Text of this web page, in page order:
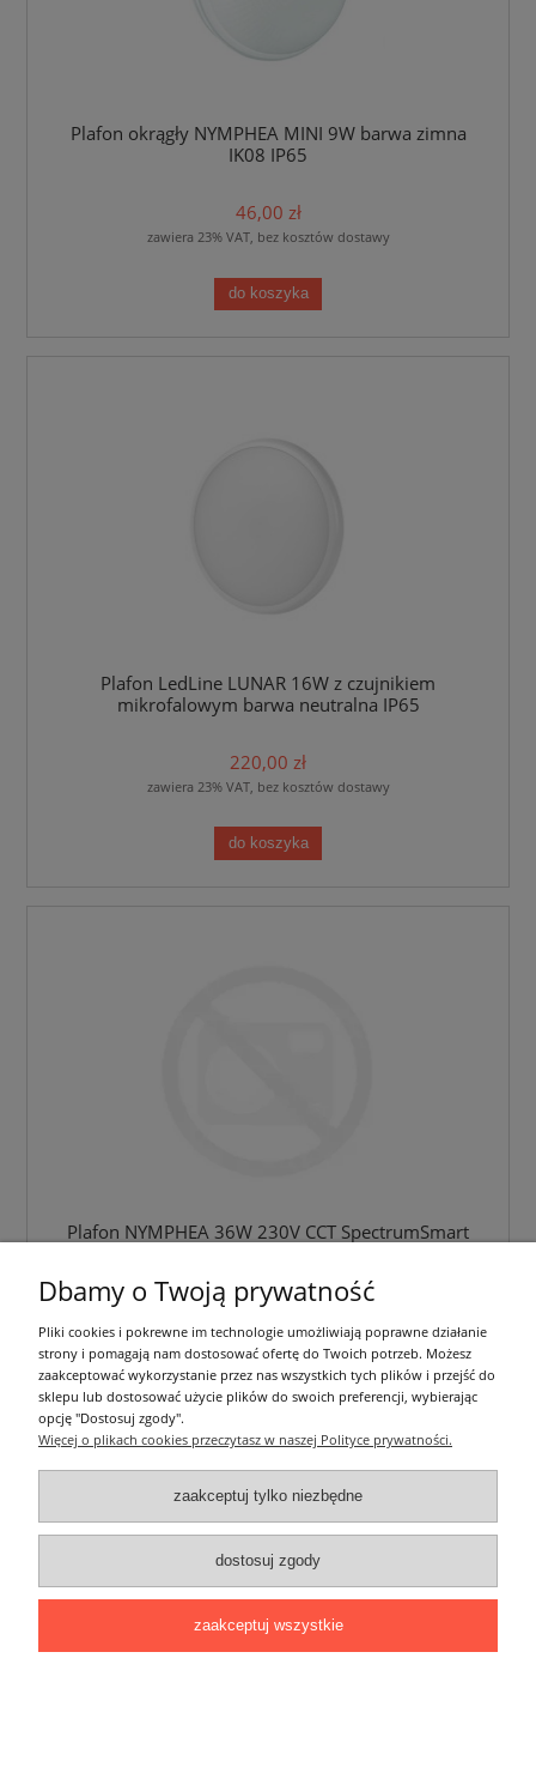
Plafon okrągły NYMPHEA MINI 9W barwa zimna
IK08 IP65
46,00 zł
zawiera 23% VAT, bez kosztów dostawy
do koszyka
Plafon LedLine LUNAR 16W z czujnikiem
mikrofalowym barwa neutralna IP65
220,00 zł
zawiera 23% VAT, bez kosztów dostawy
do koszyka
Plafon NYMPHEA 36W 230V CCT SpectrumSmart
186,00 zł
do koszyka
Dbamy o Twoją prywatność
Pliki cookies i pokrewne im technologie umożliwiają poprawne działanie
strony i pomagają nam dostosować ofertę do Twoich potrzeb. Możesz
zaakceptować wykorzystanie przez nas wszystkich tych plików i przejść do
sklepu lub dostosować użycie plików do swoich preferencji, wybierając
opcję "Dostosuj zgody".
Więcej o plikach cookies przeczytasz w naszej Polityce prywatności.
zaakceptuj tylko niezbędne
dostosuj zgody
zaakceptuj wszystkie